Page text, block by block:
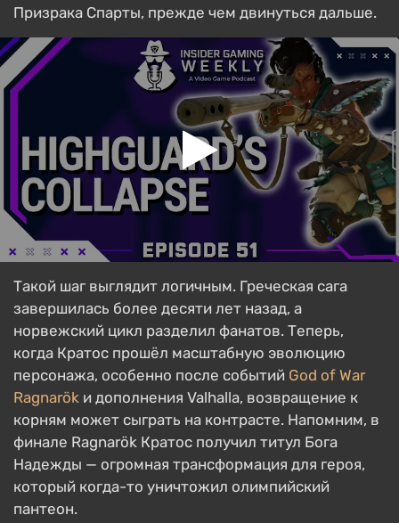
Призрака Спарты, прежде чем двинуться дальше.
Такой шаг выглядит логичным. Греческая сага
завершилась более десяти лет назад, а
норвежский цикл разделил фанатов. Теперь,
когда Кратос прошёл масштабную эволюцию
персонажа, особенно после событий God of War
Ragnarök и дополнения Valhalla, возвращение к
корням может сыграть на контрасте. Напомним, в
финале Ragnarök Кратос получил титул Бога
Надежды — огромная трансформация для героя,
который когда-то уничтожил олимпийский
пантеон.